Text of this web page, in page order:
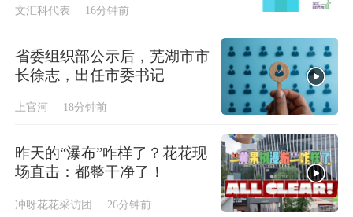
文汇科代表 16分钟前
省委组织部公示后，芜湖市市
长徐志，出任市委书记
上官河 18分钟前
昨天的“瀑布”咋样了？花花现
场直击：都整干净了！
冲呀花花采访团 26分钟前